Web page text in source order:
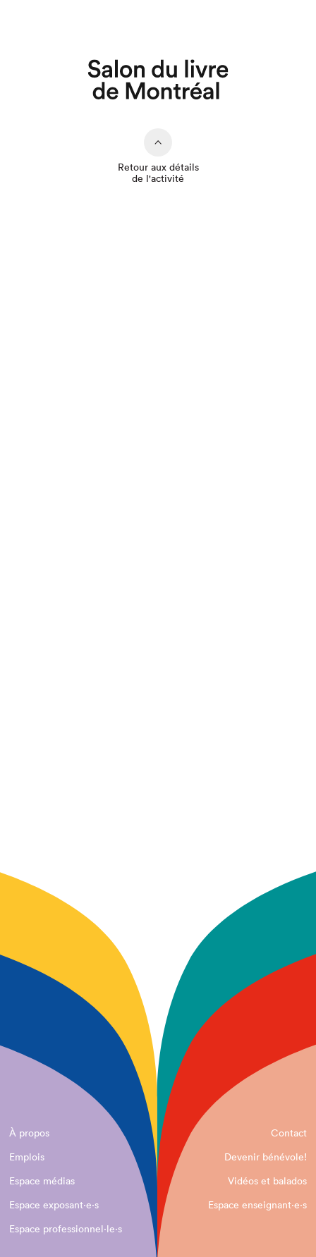
Que cherchez-vous?
Retour aux détails
de l'activité
À propos
Contact
Emplois
Devenir bénévole!
Espace médias
Vidéos et balados
Espace exposant·e⋅s
Espace enseignant·e⋅s
Espace professionnel·le⋅s